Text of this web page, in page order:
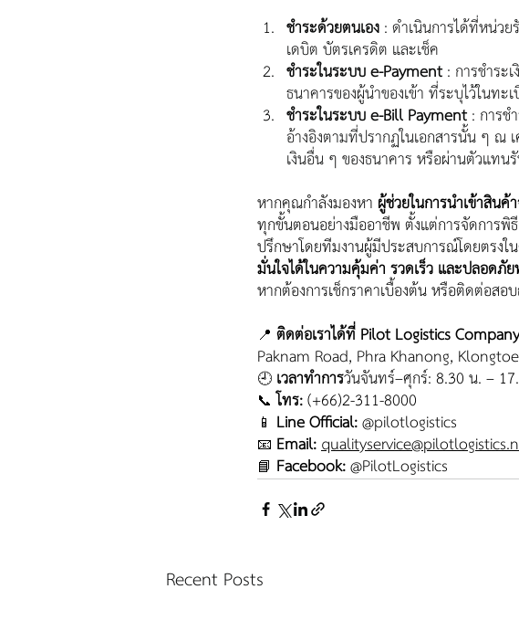
ชำระด้วยตนเอง : ดำเนินการได้ที่หน่ว
เดบิต บัตรเครดิต และเช็ค
ชำระในระบบ e-Payment : การชำร
ธนาคารของผู้นำของเข้า ที่ระบุไว้ในท
ชำระในระบบ e-Bill Payment : การช
อ้างอิงตามที่ปรากฏในเอกสารนั้น ๆ ณ
เงินอื่น ๆ ของธนาคาร หรือผ่านตัวแทน
หากคุณกำลังมองหา ผู้ช่วยในการนำเข้าสิน
ทุกขั้นตอนอย่างมืออาชีพ ตั้งแต่การจัดการพิ
ปรึกษาโดยทีมงานผู้มีประสบการณ์โดยตรงใ
มั่นใจได้ในความคุ้มค่า รวดเร็ว และปลอดภัย
หากต้องการเช็กราคาเบื้องต้น หรือติดต่อสอ
📍 ติดต่อเราได้ที่ Pilot Logistics
Paknam Road, Phra Khanong,
🕘 เวลาทำการวันจันทร์–ศุกร์: 8.30 น. –
📞 โทร: (+66)2-311-8000
📱 Line Official: @pilotlogistics
📧 Email:
📘 Facebook: @PilotLogistics
Recent Posts